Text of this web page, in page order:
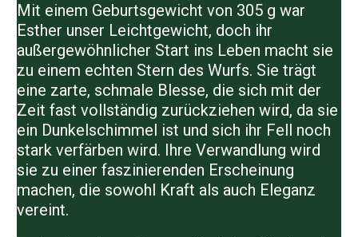
Mit einem Geburtsgewicht von 305 g war
Esther unser Leichtgewicht, doch ihr
außergewöhnlicher Start ins Leben macht sie
zu einem echten Stern des Wurfs. Sie trägt
eine zarte, schmale Blesse, die sich mit der
Zeit fast vollständig zurückziehen wird, da sie
ein Dunkelschimmel ist und sich ihr Fell noch
stark verfärben wird. Ihre Verwandlung wird
sie zu einer faszinierenden Erscheinung
machen, die sowohl Kraft als auch Eleganz
vereint.